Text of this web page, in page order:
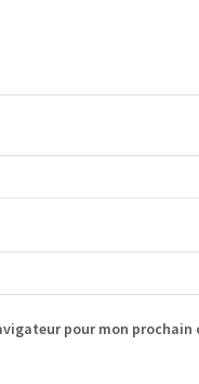
pour mon prochain